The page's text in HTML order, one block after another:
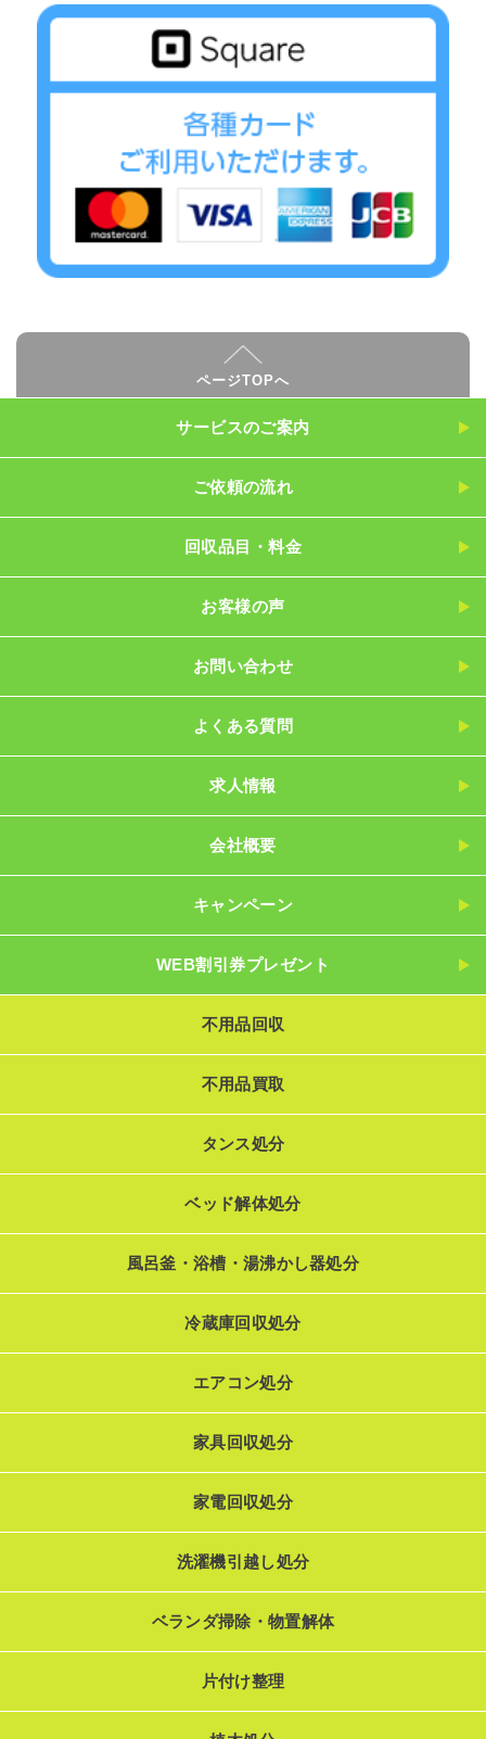
ページTOPへ
サービスのご案内
ご依頼の流れ
回収品目・料金
お客様の声
お問い合わせ
よくある質問
求人情報
会社概要
キャンペーン
WEB割引券プレゼント
不用品回収
不用品買取
タンス処分
ベッド解体処分
風呂釜・浴槽・湯沸かし器処分
冷蔵庫回収処分
エアコン処分
家具回収処分
家電回収処分
洗濯機引越し処分
ベランダ掃除・物置解体
片付け整理